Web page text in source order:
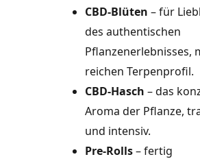
CBD-Blüten – für
des authentischen
Pflanzenerlebnisses,
reichen Terpenprofil.
CBD-Hasch – das
Aroma der Pflanze,
und intensiv.
Pre-Rolls– fertig